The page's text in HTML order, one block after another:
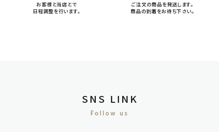
お客様と当店とで
日程調整を行います。
ご注文の商品を発送します。
商品の到着をお待ち下さい。
SNS LINK
Follow us